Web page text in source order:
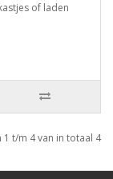
of laden
1 t/m 4 van in totaal 4